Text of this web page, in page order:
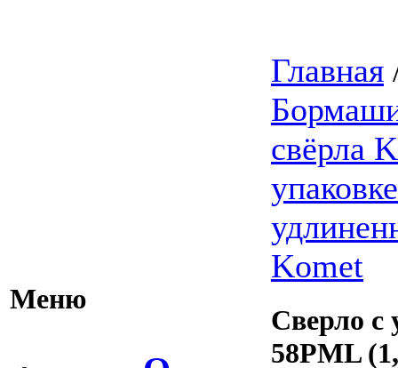
Меню
Главная
свёрла
Komet
Сверло с
58PML